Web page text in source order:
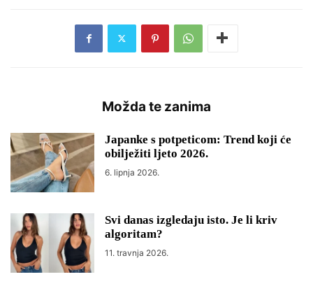
Možda te zanima
Japanke s potpeticom: Trend koji će
obilježiti ljeto 2026.
6. lipnja 2026.
Svi danas izgledaju isto. Je li kriv
algoritam?
11. travnja 2026.